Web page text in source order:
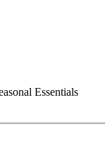
Essentials